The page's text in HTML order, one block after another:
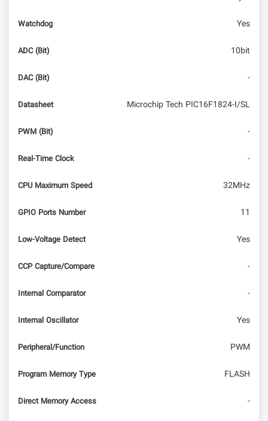
Watchdog Yes
ADC (Bit) 10bit
DAC (Bit) -
Datasheet Microchip Tech PIC16F1824-I/SL
PWM (Bit) -
Real-Time Clock -
CPU Maximum Speed 32MHz
GPIO Ports Number 11
Low-Voltage Detect Yes
CCP Capture/Compare -
Internal Comparator -
Internal Oscillator Yes
Peripheral/Function PWM
Program Memory Type FLASH
Direct Memory Access -